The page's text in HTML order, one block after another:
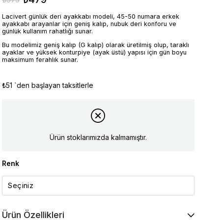
Lacivert günlük deri ayakkabı modeli, 45-50 numara erkek
ayakkabı arayanlar için geniş kalıp, nubuk deri konforu ve
günlük kullanım rahatlığı sunar.
Bu modelimiz geniş kalıp (G kalıp) olarak üretilmiş olup, taraklı
ayaklar ve yüksek konturpiye (ayak üstü) yapısı için gün boyu
maksimum ferahlık sunar.
₺51 `den başlayan taksitlerle
Ürün stoklarımızda kalmamıştır.
Renk
Ürün Özellikleri